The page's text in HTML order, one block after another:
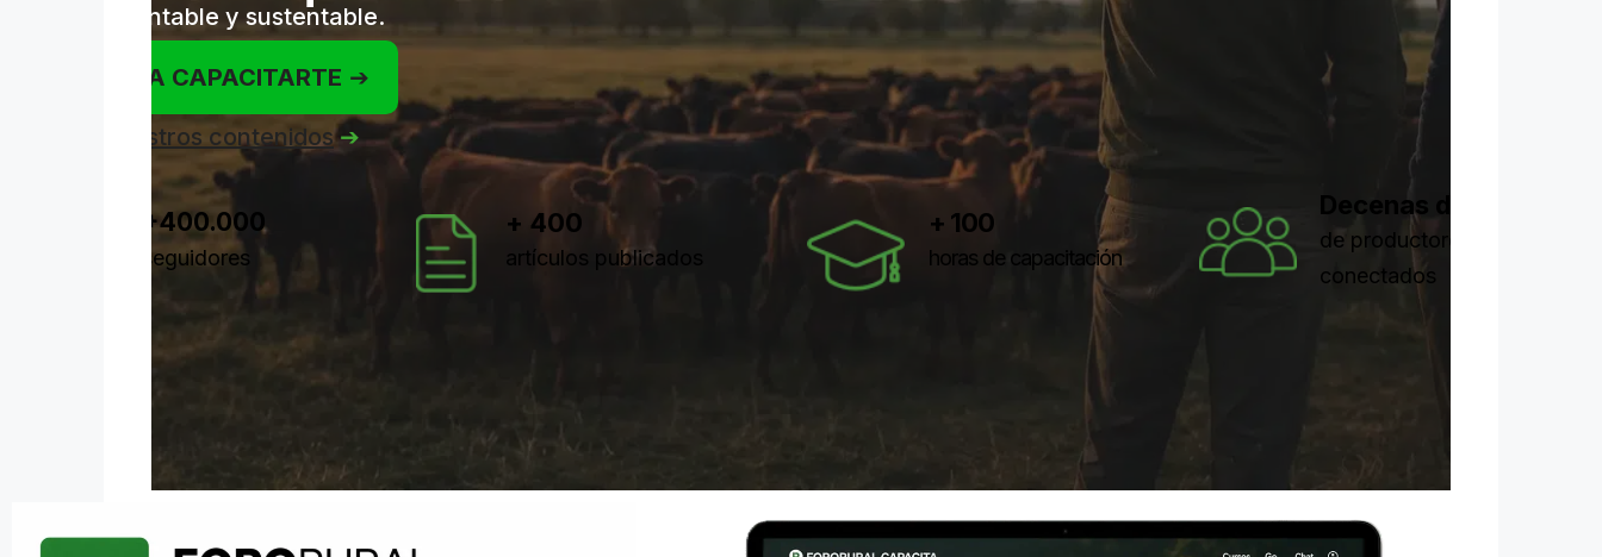
Eficiente, rentable y sustentable.
EMPEZÁ A CAPACITARTE ➔
Explorá nuestros contenidos ➔
+400.000
seguidores
+ 400
artículos publicados
+ 100
horas de capacitación
Decenas de miles
de productores
conectados